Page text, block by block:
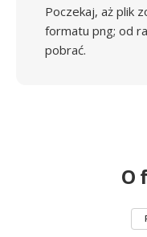
Poczekaj, aż plik
formatu png; od
pobrać.
O